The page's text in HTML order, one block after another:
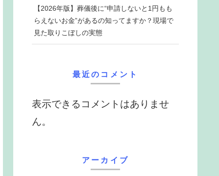
【2026年版】葬儀後に“申請しないと1円もも
らえないお金”があるの知ってますか？現場で
見た取りこぼしの実態
最近のコメント
表示できるコメントはありませ
ん。
アーカイブ